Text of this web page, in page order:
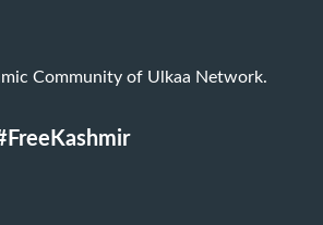
Community of Ulkaa Network.